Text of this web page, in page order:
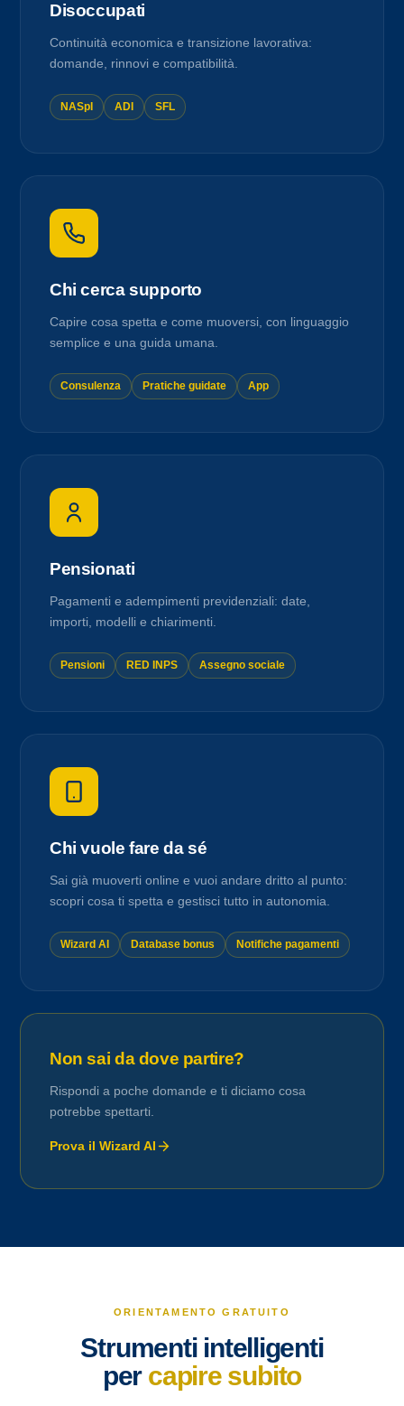
Disoccupati
Continuità economica e transizione lavorativa:
domande, rinnovi e compatibilità.
NASpI ADI SFL
Chi cerca supporto
Capire cosa spetta e come muoversi, con linguaggio
semplice e una guida umana.
Consulenza Pratiche guidate App
Pensionati
Pagamenti e adempimenti previdenziali: date,
importi, modelli e chiarimenti.
Pensioni RED INPS Assegno sociale
Chi vuole fare da sé
Sai già muoverti online e vuoi andare dritto al punto:
scopri cosa ti spetta e gestisci tutto in autonomia.
Wizard AI Database bonus Notifiche pagamenti
Non sai da dove partire?
Rispondi a poche domande e ti diciamo cosa
potrebbe spettarti.
Prova il Wizard AI
ORIENTAMENTO GRATUITO
Strumenti intelligenti
per capire subito